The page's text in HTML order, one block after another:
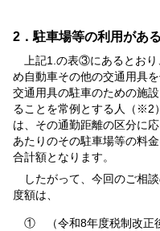
2．駐車場等の利用があ
上記1.の表③にあるとおり
め自動車その他の交通用具
交通用具の駐車のための施
ることを常例とする人（※2
は、その通勤距離の区分に
あたりのその駐車場等の料
合計額となります。
したがって、今回のご相
度額は、
① （令和8年度税制改正